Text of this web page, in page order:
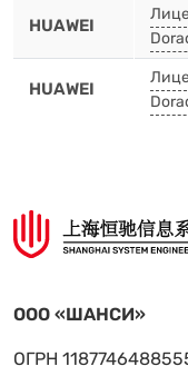
HUAWEI
HUAWEI
ООО «ШАНСИ»
ОГРН